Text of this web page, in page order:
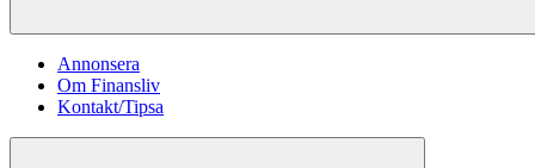
Annonsera
Om Finansliv
Kontakt/Tipsa